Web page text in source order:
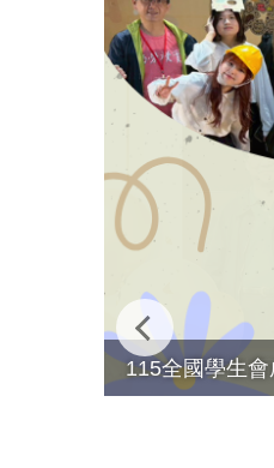
115全國學生